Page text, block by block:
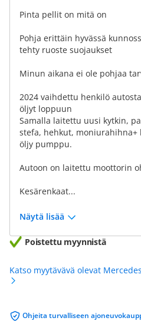
Pinta pellit on mitä on
Pohja erittäin hyvässä
tehty ruoste suojaukset
Minun aikana ei ole pohjaa
2024 vaihdettu henkilö
öljyt loppuun
Samalla laitettu uusi kytkin,
stefa, hehkut,
öljy pumppu.
Autoon on laitettu moottorin
Kesärenkaat...
Näytä lisää
Poistettu myynnistä
Katso myytävävä olevat
Ohjeita turvalliseen